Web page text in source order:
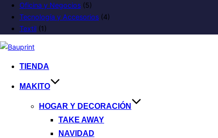
Oficina y Negocios (5)
Tecnología y Accesorios (4)
Textil (1)
TIENDA
MAKITO
HOGAR Y DECORACIÓN
TAKE AWAY
NAVIDAD